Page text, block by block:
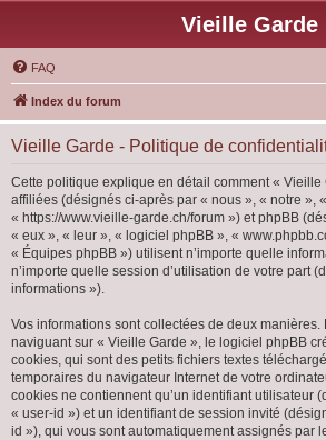
Vieille Garde
FAQ
Index du forum
Vieille Garde - Politique de
Cette politique explique en détail comment « Vieille
affiliées (désignés ci-après par « nous », « notre »,
« https://www.vieille-garde.ch/forum ») et phpBB
« eux », « leur », « logiciel phpBB », «
« Équipes phpBB ») utilisent n’importe quelle
n’importe quelle session d’utilisation de votre part
informations »).
Vos informations sont collectées de deux manières.
naviguant sur « Vieille Garde », le logiciel phpBB
cookies, qui sont des petits fichiers textes
temporaires du navigateur Internet de votre
cookies ne contiennent qu’un identifiant utilisateur
« user-id ») et un identifiant de session invité
id »), qui vous sont automatiquement assignés par